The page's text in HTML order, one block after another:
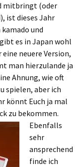
mitbringt (oder
ist dieses Jahr
kamado und
es in Japan wohl
neuere Version,
man hierzulande ja
Ahnung, wie oft
spielen, aber ich
könnt Euch ja mal
zu bekommen.
Ebenfalls
sehr
ansprechend
finde ich